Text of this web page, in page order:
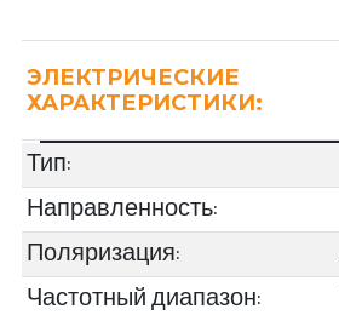
ЭЛЕКТРИЧЕСКИЕ
ХАРАКТЕРИСТИКИ:
Тип:
Направленность:
Поляризация:
Частотный диапазон: